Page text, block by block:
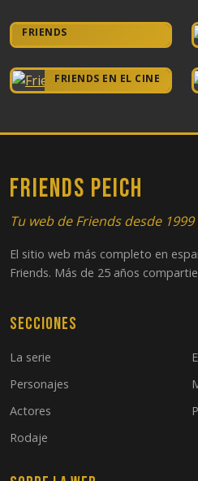
FRIENDS
FRIENDS EN EL CINE
FRIENDS PEICH
Tu web de Friends desde 1999
El sitio web más completo en
Friends. Más de 25 años
Secciones
La serie
Personajes
Actores
Rodaje